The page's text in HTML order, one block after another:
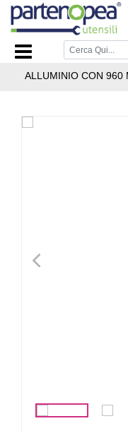
Home Page/
PUNTALI PER
ALLUMINIO CON 960
<